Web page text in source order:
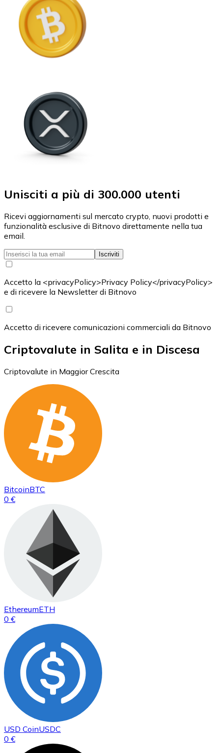
Unisciti a più di 300.000 utenti
Ricevi aggiornamenti sul mercato crypto, nuovi prodotti e
funzionalità esclusive di Bitnovo direttamente nella tua
email.
Iscriviti
Accetto la <privacyPolicy>Privacy Policy</privacyPolicy>
e di ricevere la Newsletter di Bitnovo
Accetto di ricevere comunicazioni commerciali da Bitnovo
Criptovalute in Salita e in Discesa
Criptovalute in Maggior Crescita
BitcoinBTC
0 €
EthereumETH
0 €
USD CoinUSDC
0 €